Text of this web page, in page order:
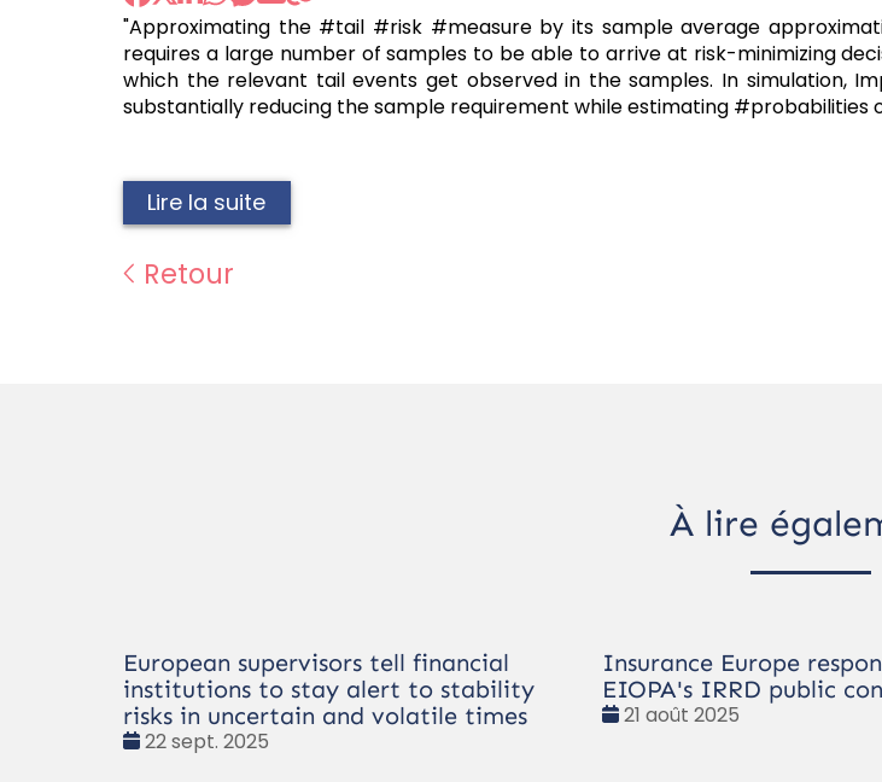
"Approximating the #tail #risk #measure by its sample average
requires a large number of samples to be able to arrive at risk-minimizing
which the relevant tail events get observed in the samples. In simulation,
substantially reducing the sample requirement while estimating #probabilities
Lire la suite
Retour
À lire
European supervisors tell financial
institutions to stay alert to stability
risks in uncertain and volatile times
Date
22 sept. 2025
Insurance Europe
EIOPA's IRRD public
Date
21 août 2025